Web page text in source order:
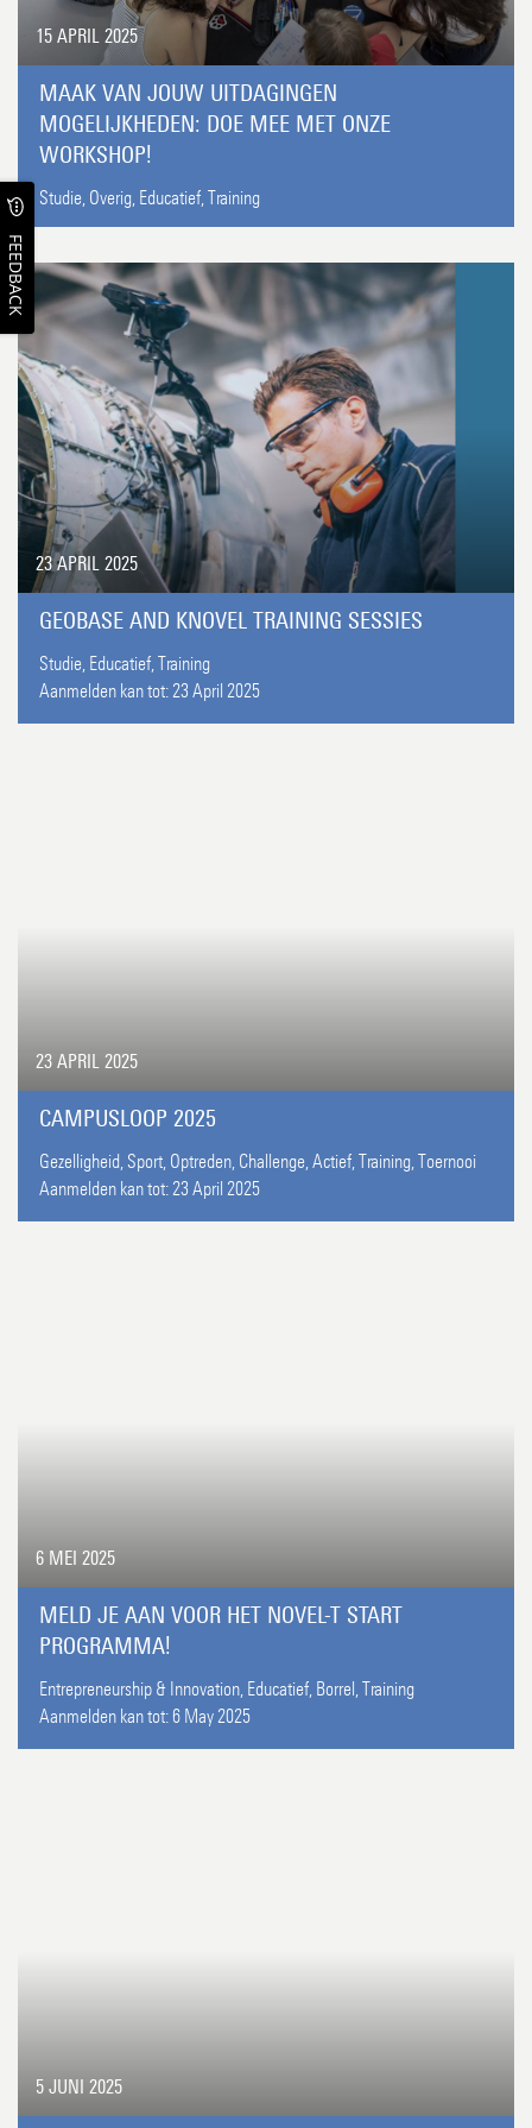
15 APRIL 2025
MAAK VAN JOUW UITDAGINGEN
MOGELIJKHEDEN: DOE MEE MET ONZE
WORKSHOP!
Studie, Overig, Educatief, Training
23 APRIL 2025
GEOBASE AND KNOVEL TRAINING SESSIES
Studie, Educatief,Training
Aanmelden kan tot:23 April 2025
23 APRIL 2025
CAMPUSLOOP 2025
Gezelligheid,Sport, Optreden, Challenge,Actief,Training,Toernooi
Aanmelden kan tot:23 April 2025
6 MEI 2025
MELD JE AAN VOOR HET NOVEL-T START
PROGRAMMA!
Entrepreneurship & Innovation, Educatief, Borrel,Training
Aanmelden kan tot: 6 May 2025
5 JUNI 2025
FEEDBACK